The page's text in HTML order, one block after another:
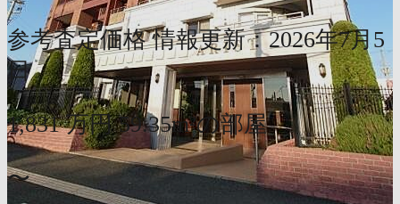
参考査定価格 情報更新：2026年7月5
日
1,831 万円 59.35m²の部屋
〜